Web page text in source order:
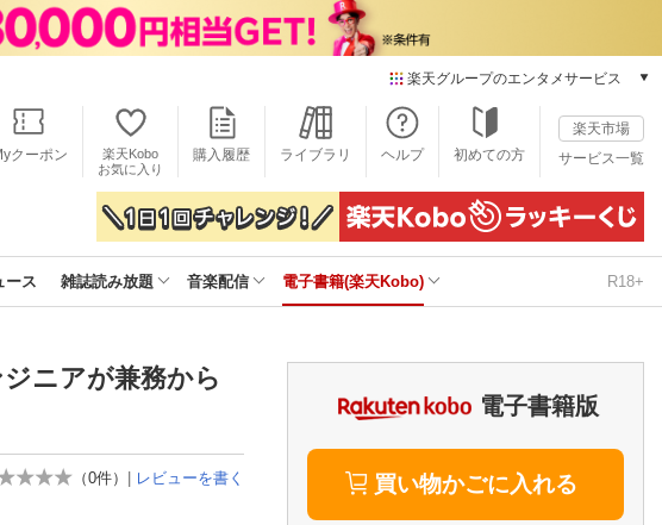
楽天グループのエンタメサービス
本/ゲーム/CD/DVD
楽天ブックス
電子書籍
楽天Kobo
雑誌読み放題
楽天ミュージック
楽天TV
動画配信ガイド
Rakuten PLAY
Rチャンネル
クーポン
楽天Kobo
お気に入り
購入履歴 ライブラリ ヘルプ 初めての方
楽天市場
サービス一覧
ース 雑誌読み放題 音楽配信 電子書籍(楽天Kobo) R18+
ニアが兼務から
（0件） | レビューを書く
電子書籍版
買い物かごに入れる